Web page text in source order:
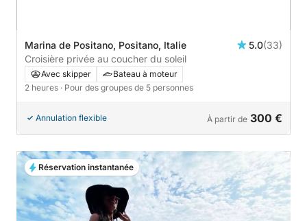
Marina de Positano, Positano, Italie 5.0(33)
Croisière privée au coucher du soleil
Avec skipper
Bateau à moteur
2 heures · Pour des groupes de 5 personnes
Annulation flexible À partir de 300 €
Réservation instantanée